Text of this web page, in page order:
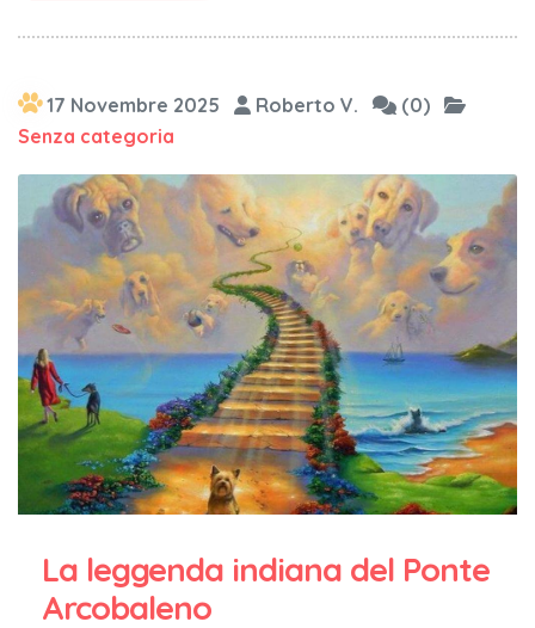
17 Novembre 2025 Roberto V.
(0)
Senza categoria
La leggenda indiana del Ponte
Arcobaleno